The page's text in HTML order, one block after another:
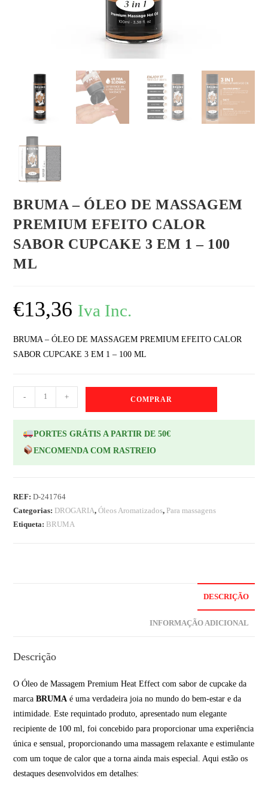
BRUMA – ÓLEO DE MASSAGEM
PREMIUM EFEITO CALOR
SABOR CUPCAKE 3 EM 1 – 100
ML
€13,36 Iva Inc.
BRUMA – ÓLEO DE MASSAGEM PREMIUM EFEITO CALOR
SABOR CUPCAKE 3 EM 1 – 100 ML
- + COMPRAR
PORTES GRÁTIS A PARTIR DE 50€
ENCOMENDA COM RASTREIO
REF:D-241764
Categorias: DROGARIA,Óleos Aromatizados, Para massagens
Etiqueta: BRUMA
DESCRIÇÃO
INFORMAÇÃO ADICIONAL
Descrição
O Óleo de Massagem Premium Heat Effect com sabor de cupcake da
marcaBRUMA é uma verdadeira joia no mundo do bem-estar e da
intimidade. Este requintado produto, apresentado num elegante
recipiente de 100 ml, foi concebido para proporcionar uma experiência
única e sensual, proporcionando uma massagem relaxante e estimulante
com um toque de calor que a torna ainda mais especial. Aqui estão os
destaques desenvolvidos em detalhes: